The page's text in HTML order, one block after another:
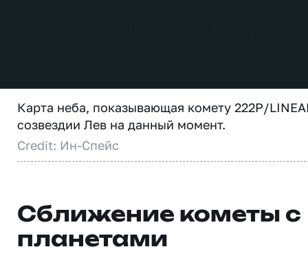
Карта неба, показывающая комету 222P/
созвездии Лев на данный момент.
Credit: Ин-Спейс
Сближение кометы с
планетами